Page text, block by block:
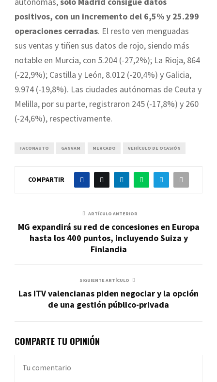
positivos, con un incremento del 6,5% y 25.299
operaciones cerradas. El resto ven menguadas
sus ventas y tiñen sus datos de rojo, siendo más
notable en Murcia, con 5.204 (-27,2%); La Rioja, 864
(-22,9%); Castilla y León, 8.012 (-20,4%) y Galicia,
9.974 (-19,8%). Las ciudades autónomas de Ceuta y
Melilla, por su parte, registraron 245 (-17,8%) y 260
(-24,6%), respectivamente.
FACONAUTO GANVAM MERCADO VEHÍCULO DE OCASIÓN
COMPARTIR
ARTÍCULO ANTERIOR
MG expandirá su red de concesiones en Europa
hasta los 400 puntos, incluyendo Suiza y
Finlandia
SIGUIENTE ARTÍCULO
Las ITV valencianas piden negociar y la opción
de una gestión público-privada
COMPARTE TU OPINIÓN